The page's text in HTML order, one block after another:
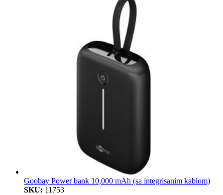
Goobay Power bank 10,000 mAh (sa integrisanim kablom)
SKU: 11753